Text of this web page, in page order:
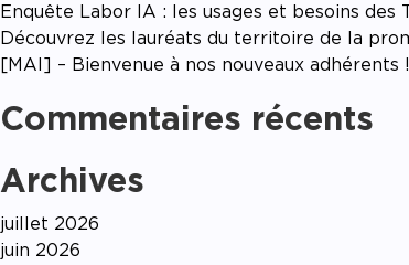
Enquête Labor IA : les usages et besoins
Découvrez les lauréats du territoire de la
[MAI] – Bienvenue à nos nouveaux adhérents !
Commentaires récents
Archives
juillet 2026
juin 2026